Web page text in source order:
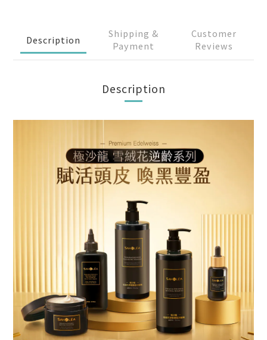
Description
Shipping &
Payment
Customer
Reviews
Description